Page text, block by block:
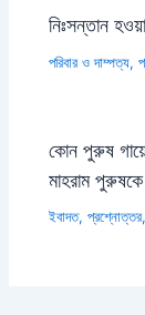
নিঃসন্তান
পরিবার ও দাম্পত্য,
কোন পুরুষ
মাহরাম
ইবাদত,প্রশ্নোত্তর